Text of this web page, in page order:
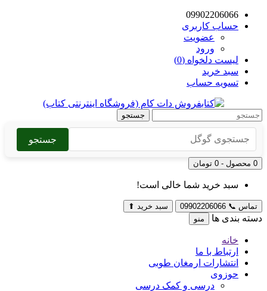
09902206066
حساب کاربری
عضویت
ورود
لیست دلخواه (0)
سبد خرید
تسویه حساب
جستجو
جستجو
0 محصول - 0 تومان
سبد خرید شما خالی است!
تماس 📞
09902206066 سبد خرید ⬆
دسته بندی ها منو
خانه
ارتباط با ما
انتشارات ارمغان طوبی
حوزوی
درسی و کمک درسی